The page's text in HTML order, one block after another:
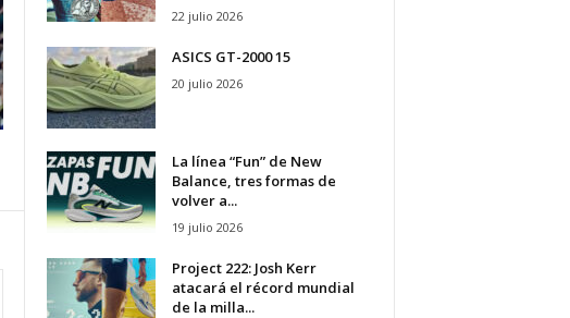
22 julio 2026
ASICS GT-2000 15
20 julio 2026
La línea “Fun” de New
Balance, tres formas de
volver a...
19 julio 2026
Project 222: Josh Kerr
atacará el récord mundial
de la milla...